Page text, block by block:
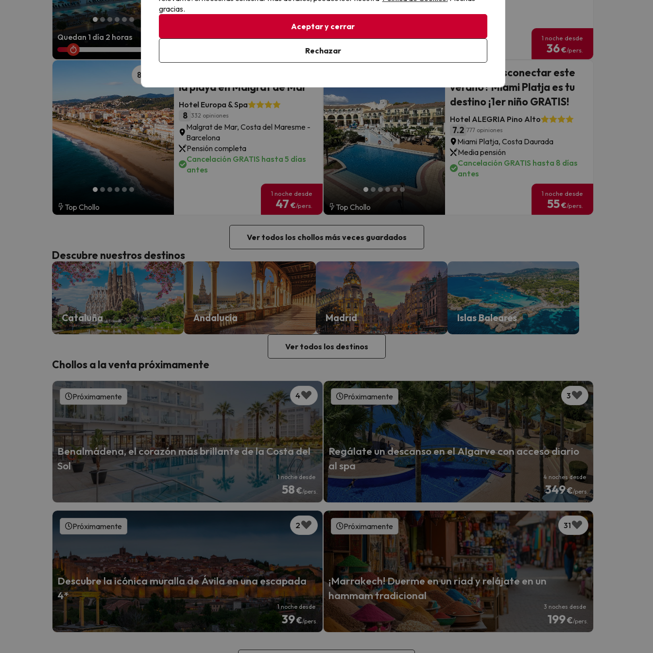
Quedan 1 día 2 horas 2 noches desde
/pers. Top Chollo
antes
1 noche desde
36€/pers.
Top Chollo
868
la playa en Malgrat de Mar
Hotel Europa & Spa
8 332 opiniones
Malgrat de Mar, Costa del Maresme -
Barcelona
Pensión completa
Cancelación GRATIS hasta 5 días
antes
1 noche desde
47 €/pers. Top Chollo
¿Buscas desconectar este
verano? Miami Platja es tu
destino ¡1er niño GRATIS!
Hotel ALEGRIA Pino Alto
7.2 777 opiniones
Miami Platja, Costa Daurada
Media pensión
Cancelación GRATIS hasta 8 días
antes
1 noche desde
55€/pers.
Ver todos los chollos más veces guardados
Descubre nuestros destinos
Cataluña Andalucía Madrid Islas Baleares
Ver todos los destinos
Chollos a la venta próximamente
4
Próximamente
Benalmádena, el corazón más brillante de la Costa del
Sol
1 noche desde
58€/pers.
3
Próximamente
Regálate un descanso en el Algarve con acceso diario
al spa
4 noches desde
349€/pers.
2
Próximamente
Descubre la icónica muralla de Ávila en una escapada
4*
1 noche desde
39€/pers.
31
Próximamente
¡Marrakech! Duerme en un riad y relájate en un
hammam tradicional
3 noches desde
199€/pers.
gracias.
Aceptar y cerrar
Rechazar